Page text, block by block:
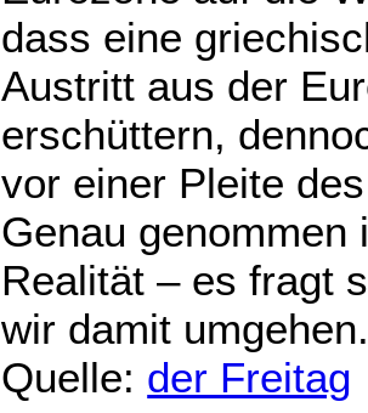
dass eine
Austritt aus der
erschüttern,
vor einer Pleite
Genau
Realität – es fragt
wir damit
Quelle: der Freitag